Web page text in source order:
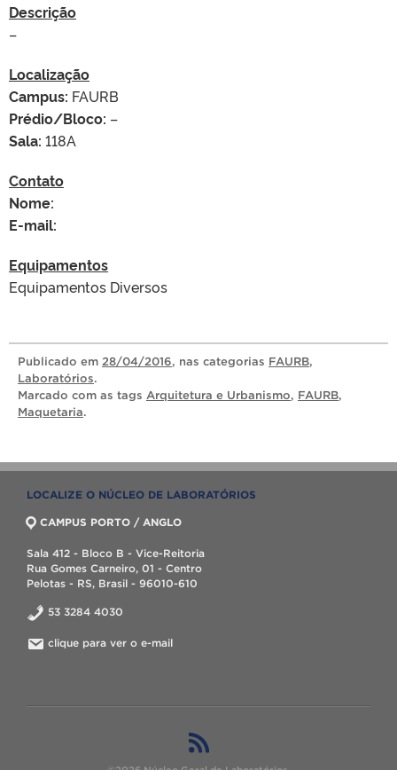
Descrição
–
Localização
Campus: FAURB
Prédio/Bloco: –
Sala: 118A
Contato
Nome:
E-mail:
Equipamentos
Equipamentos Diversos
Publicado em 28/04/2016, nas categorias FAURB,
Laboratórios.
Marcado com as tags Arquitetura e Urbanismo, FAURB,
Maquetaria.
LOCALIZE O NÚCLEO DE LABORATÓRIOS
CAMPUS PORTO / ANGLO
Sala 412 - Bloco B - Vice-Reitoria
Rua Gomes Carneiro, 01 - Centro
Pelotas - RS, Brasil - 96010-610
53 3284 4030
clique para ver o e-mail